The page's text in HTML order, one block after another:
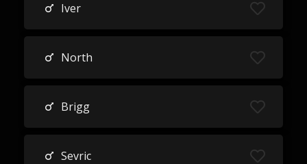
Iver
North
Brigg
Sevric